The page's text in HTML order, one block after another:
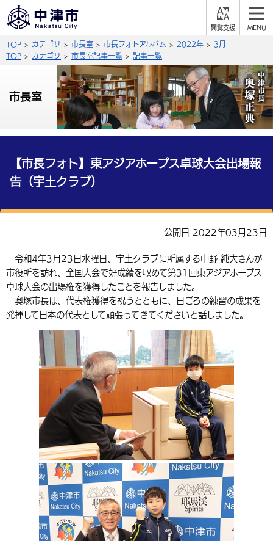
支
背景色
青 白
文字の大きさ
拡大 標準 縮小
英語（English） 中国語（簡体字）
中国語（繁体字） 韓国語（한국어）
組織案内
公式SNS
X (Twitter) YouTube
サイト内検索
総合メニュー
くらしの情報
届出・登録・証明 保険・年金
健康・予防
税金 住宅・インフラ
環境・衛生 生涯学習・スポーツ・人権
選挙 外国人の方向け情報
事業者の方へ
産業・雇用
農林水産業 税金
都市整備
施設情報 子どもを預ける
手当・助成 健康・医療
相談・支援・情報 計画・施策
観光・移住
観光なび スポットを探す
遊ぶ・体験する グルメ・食べる
買う・おみやげ 四季のイベント・祭り
移住・定住
市政情報
中津市について 市役所の紹介
地方創生・地域活性化 広報・広聴
行政・計画
TOP カテゴリ 市長室 市長フォトアルバム 2022年
3月
TOP
カテゴリ 市長室記事一覧 記事一覧
市長室
【市長フォト】東アジアホープス卓球大会出場報
告（宇土クラブ）
公開日 2022年03月23日
令和4年3月23日水曜日、宇土クラブに所属する中野 純大さんが
市役所を訪れ、全国大会で好成績を収めて第31回東アジアホープス
卓球大会の出場権を獲得したことを報告しました。
奥塚市長は、代表権獲得を祝うとともに、日ごろの練習の成果を
発揮して日本の代表として頑張ってきてくださいと話しました。